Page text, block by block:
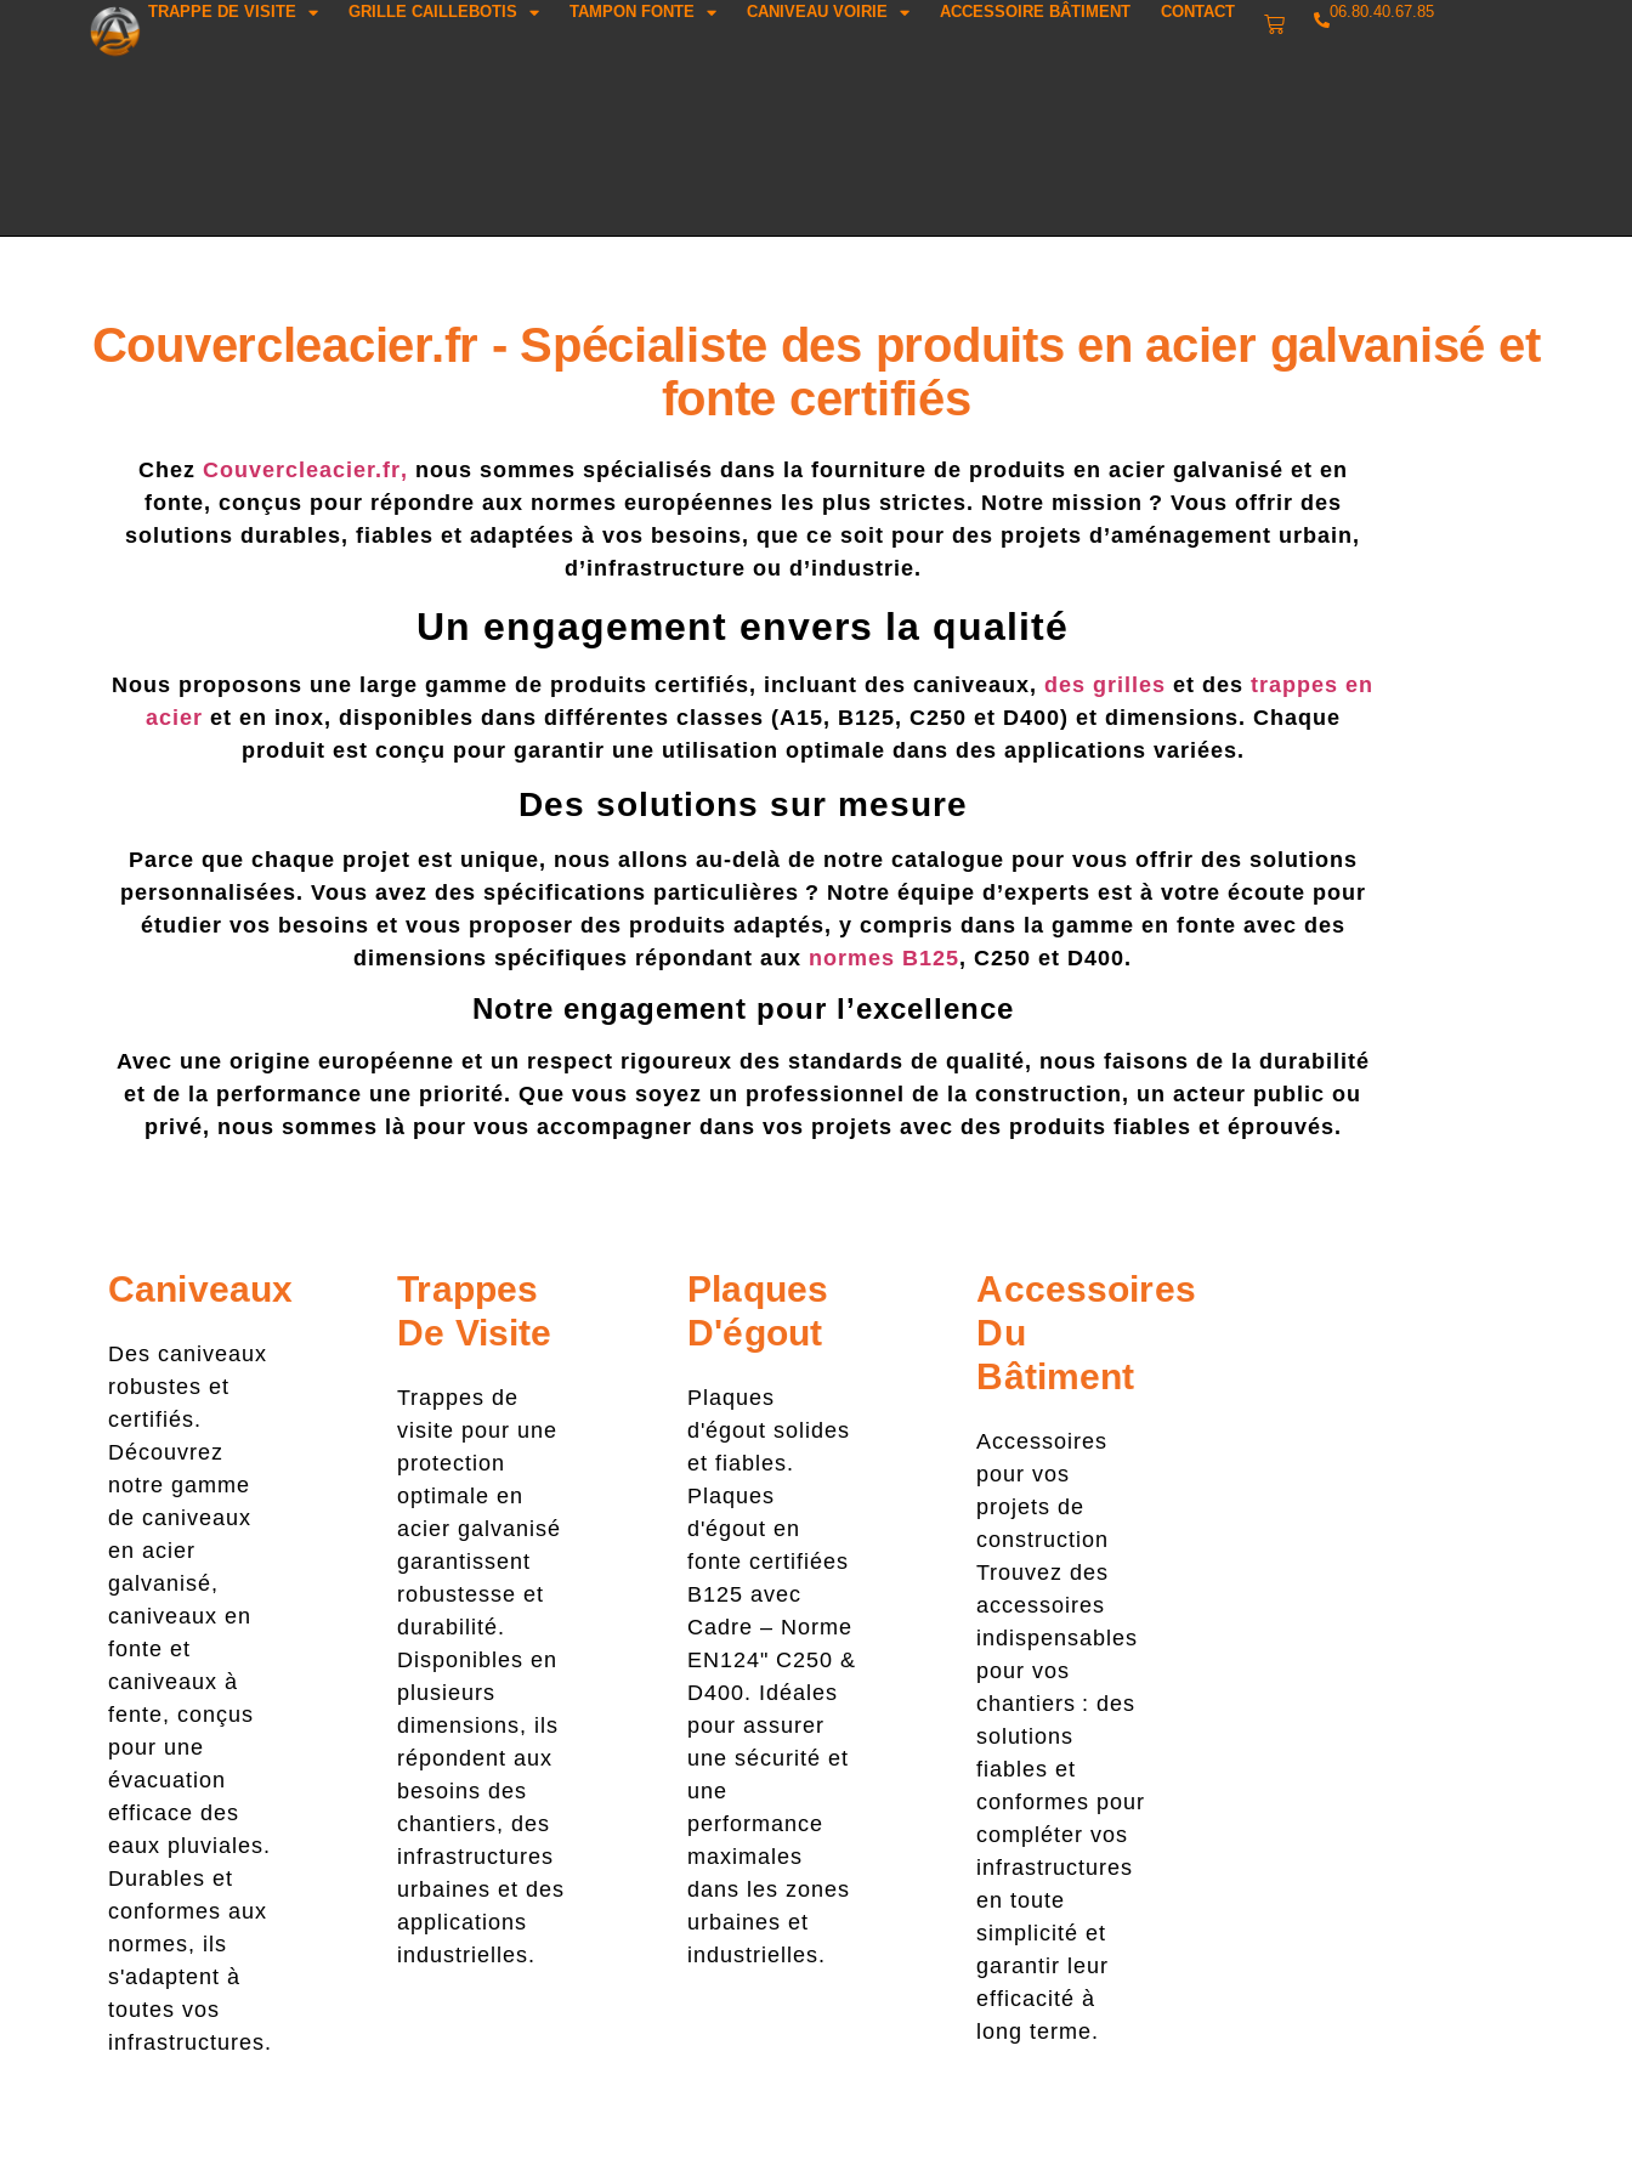
TRAPPE DE VISITE GRILLE CAILLEBOTIS TAMPON FONTE CANIVEAU VOIRIE ACCESSOIRE BÂTIMENT CONTACT 06.80.40.67.85
Couvercleacier.fr - Spécialiste des produits en acier galvanisé et
fonte certifiés
Chez Couvercleacier.fr, nous sommes spécialisés dans la fourniture de produits en acier galvanisé et en
fonte, conçus pour répondre aux normes européennes les plus strictes. Notre mission ? Vous offrir des
solutions durables, fiables et adaptées à vos besoins, que ce soit pour des projets d’aménagement urbain,
d’infrastructure ou d’industrie.
Un engagement envers la qualité
Nous proposons une large gamme de produits certifiés, incluant des caniveaux,des grilles et destrappes en
acier et en inox, disponibles dans différentes classes (A15, B125, C250 et D400) et dimensions. Chaque
produit est conçu pour garantir une utilisation optimale dans des applications variées.
Des solutions sur mesure
Parce que chaque projet est unique, nous allons au-delà de notre catalogue pour vous offrir des solutions
personnalisées. Vous avez des spécifications particulières ? Notre équipe d’experts est à votre écoute pour
étudier vos besoins et vous proposer des produits adaptés, y compris dans la gamme en fonte avec des
dimensions spécifiques répondant aux normes B125, C250 et D400.
Notre engagement pour l’excellence
Avec une origine européenne et un respect rigoureux des standards de qualité, nous faisons de la durabilité
et de la performance une priorité. Que vous soyez un professionnel de la construction, un acteur public ou
privé, nous sommes là pour vous accompagner dans vos projets avec des produits fiables et éprouvés.
Caniveaux
Des caniveaux
robustes et
certifiés.
Découvrez
notre gamme
de caniveaux
en acier
galvanisé,
caniveaux en
fonte et
caniveaux à
fente, conçus
pour une
évacuation
efficace des
eaux pluviales.
Durables et
conformes aux
normes, ils
s'adaptent à
toutes vos
infrastructures.
Trappes
De Visite
Trappes de
visite pour une
protection
optimale en
acier galvanisé
garantissent
robustesse et
durabilité.
Disponibles en
plusieurs
dimensions, ils
répondent aux
besoins des
chantiers, des
infrastructures
urbaines et des
applications
industrielles.
Plaques
D'égout
Plaques
d'égout solides
et fiables.
Plaques
d'égout en
fonte certifiées
B125 avec
Cadre – Norme
EN124" C250 &
D400. Idéales
pour assurer
une sécurité et
une
performance
maximales
dans les zones
urbaines et
industrielles.
Accessoires
Du
Bâtiment
Accessoires
pour vos
projets de
construction
Trouvez des
accessoires
indispensables
pour vos
chantiers : des
solutions
fiables et
conformes pour
compléter vos
infrastructures
en toute
simplicité et
garantir leur
efficacité à
long terme.